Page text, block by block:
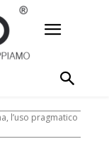
l’uso pragmatico